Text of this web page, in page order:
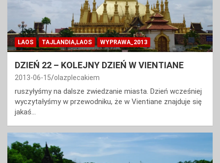
LAOS TAJLANDIA,LAOS WYPRAWA_2013
DZIEŃ 22 – KOLEJNY DZIEŃ W VIENTIANE
2013-06-15 olazplecakiem
ruszyłyśmy na dalsze zwiedzanie miasta. Dzień wcześniej
wyczytałyśmy w przewodniku, że w Vientiane znajduje się
jakaś…